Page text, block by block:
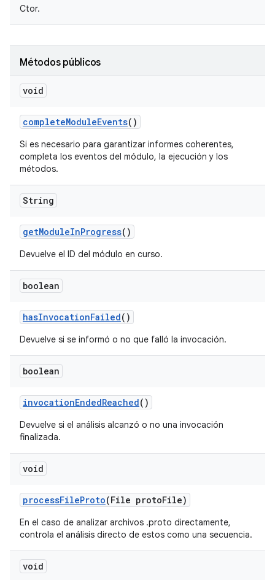
Ctor.
Métodos públicos
void
completeModuleEvents()
Si es necesario para garantizar informes coherentes,
completa los eventos del módulo, la ejecución y los
métodos.
String
getModuleInProgress()
Devuelve el ID del módulo en curso.
boolean
hasInvocationFailed()
Devuelve si se informó o no que falló la invocación.
boolean
invocationEndedReached()
Devuelve si el análisis alcanzó o no una invocación
finalizada.
void
processFileProto(File protoFile)
En el caso de analizar archivos .proto directamente,
controla el análisis directo de estos como una secuencia.
void